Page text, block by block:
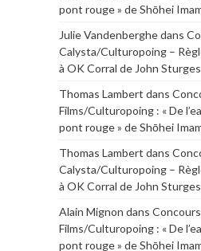
pont rouge » de Shōhei
Julie Vandenberghedans
Calysta/Culturopoing –
à OK Corral de John Sturges
Thomas Lambert dans
Films/Culturopoing : « De
pont rouge » de Shōhei
Thomas Lambert dans
Calysta/Culturopoing –
à OK Corral de John Sturges
Alain Mignon dans
Films/Culturopoing : « De
pont rouge » de Shōhei